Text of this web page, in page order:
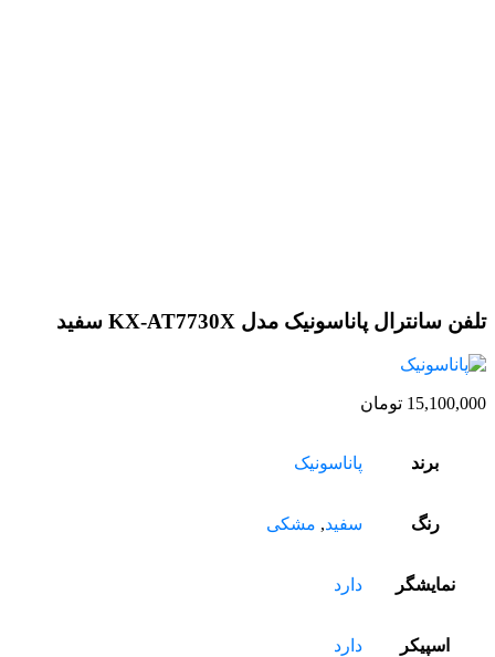
تلفن سانترال پاناسونیک مدل KX-AT7730X سفید
15,100,000 تومان
برند پاناسونیک
رنگ سفید, مشکی
نمایشگر دارد
اسپیکر دارد